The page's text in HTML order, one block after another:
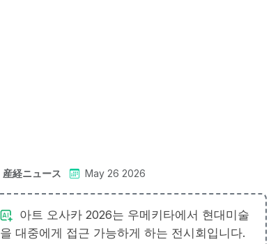
産経ニュース May 26 2026
아트 오사카 2026는 우메키타에서 현대미술
을 대중에게 접근 가능하게 하는 전시회입니다.